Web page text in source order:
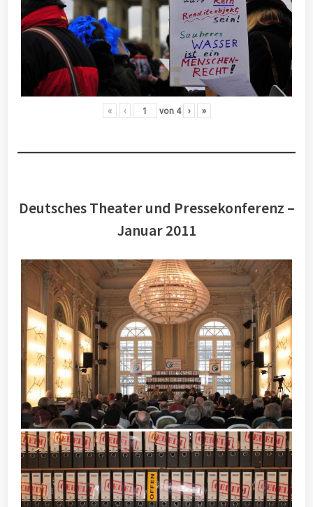
« ‹ von 4 › »
Deutsches Theater und Pressekonferenz –
Januar 2011